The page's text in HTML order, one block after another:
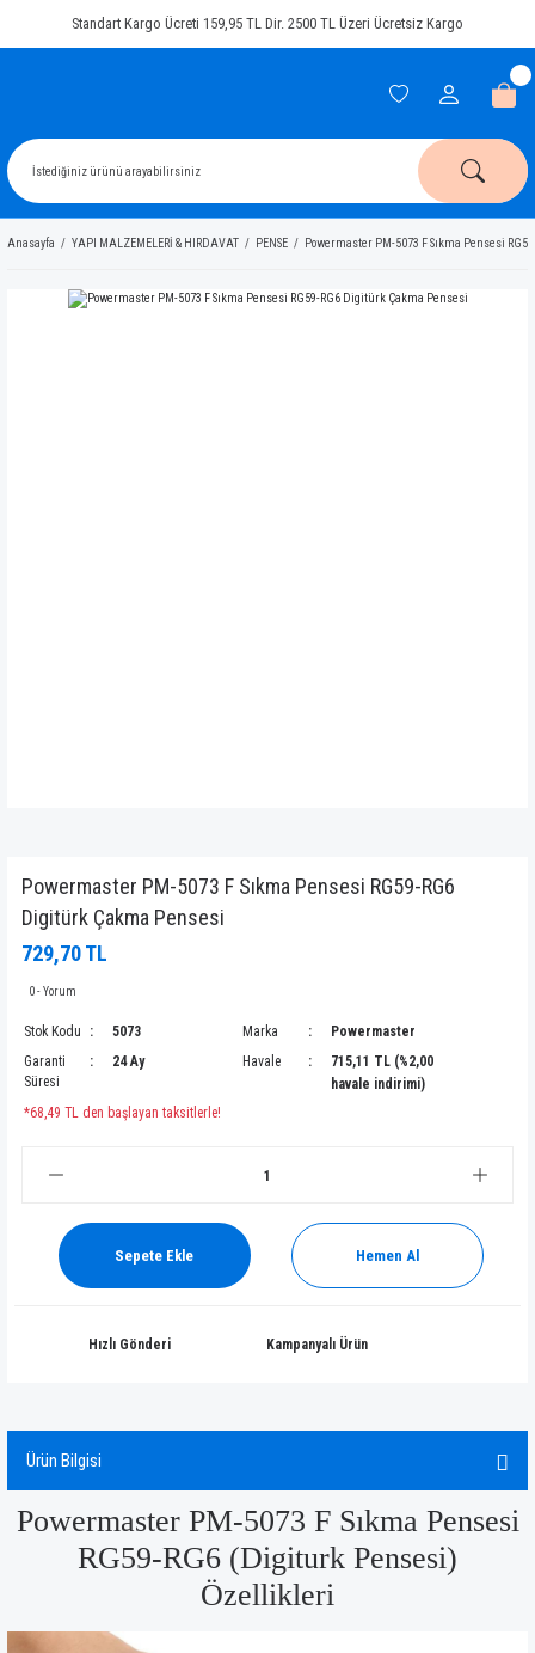
Standart Kargo Ücreti 159,95 TL Dir. 2500 TL Üzeri Ücretsiz Kargo
Anasayfa YAPI MALZEMELERİ & HIRDAVAT PENSE Powermaster PM-5073 F Sıkma Pensesi
Powermaster PM-5073 F Sıkma Pensesi RG59-RG6
Digitürk Çakma Pensesi
729,70 TL
0 - Yorum
Stok Kodu 5073 Marka
Powermaster
Garanti
Süresi
24 Ay Havale
715,11 TL (%2,00
havale indirimi)
*68,49 TL den başlayan taksitlerle!
Sepete Ekle Hemen Al
Hızlı Gönderi Kampanyalı Ürün
Ürün Bilgisi
Powermaster PM-5073 F Sıkma Pensesi
RG59-RG6 (Digiturk Pensesi)
Özellikleri